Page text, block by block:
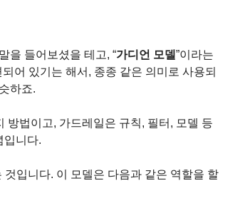
을 들어보셨을 테고, “가디언 모델”이라는
어 있기는 해서, 종종 같은 의미로 사용되
하죠.
방법이고, 가드레일은 규칙, 필터, 모델 등
입니다.
입니다. 이 모델은 다음과 같은 역할을 할